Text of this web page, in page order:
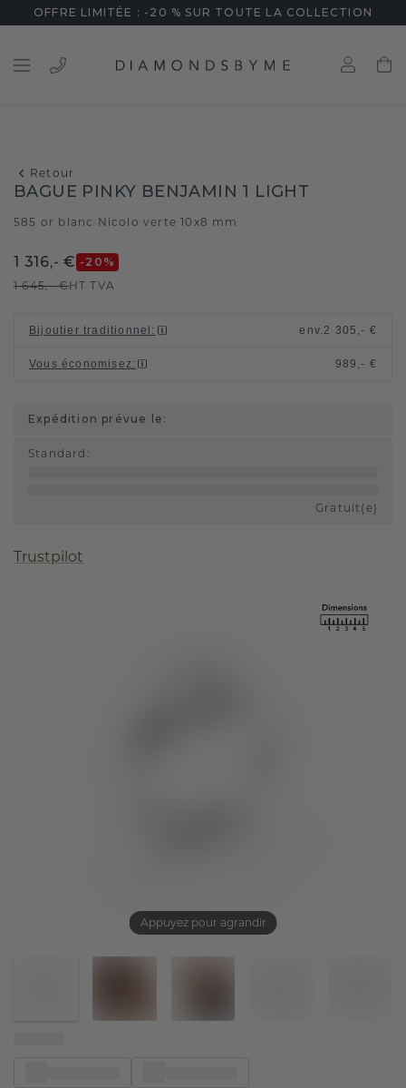
OFFRE LIMITÉE : -20 % SUR TOUTE LA COLLECTION
Retour
Appuyez pour agrandir
BAGUE PINKY BENJAMIN 1 LIGHT
585 or blanc Nicolo verte 10x8 mm
1 316,- € -20 %
1 645,- €HT TVA
Bijoutier traditionnel : env.2 305,- €
Vous économisez: 989,- €
Expédition prévue le:
Standard :
Gratuit(e)
Trustpilot